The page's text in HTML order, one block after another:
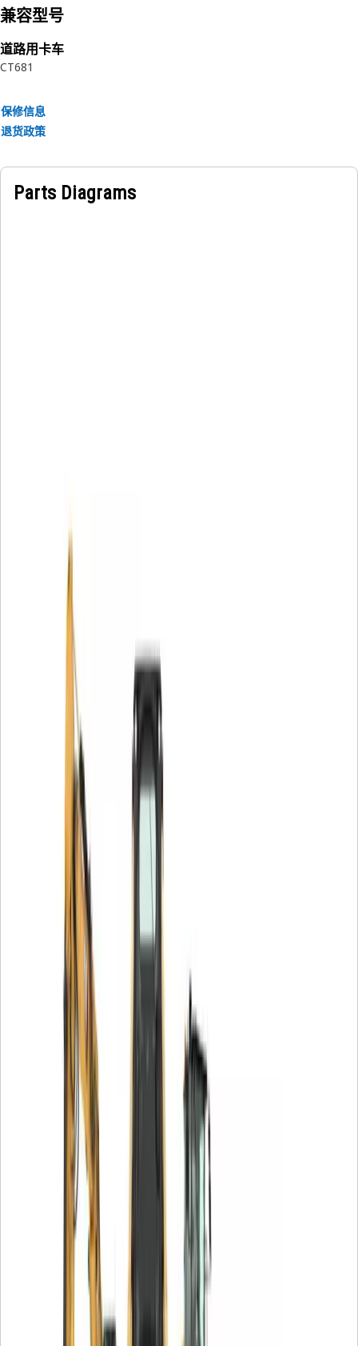
兼容型号
道路用卡车
CT681
保修信息
退货政策
Parts Diagrams